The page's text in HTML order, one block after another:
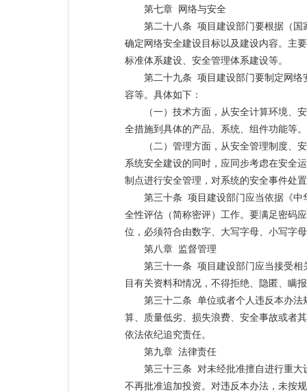
第七章 网络与安全
第二十八条 项目建设部门要根据（国
确定网络安全建设目标以及建设内容。主
标准体系建设、安全管理体系建设等。
第二十九条 项目建设部门要制定网络
容等。具体如下：
（一）技术方面，从安全计算环境、
全措施到具体的产品、系统、组件功能等。
（二）管理方面，从安全管理制度、
系统安全建设的同时，应同步考虑在安全
制点进行安全管理，对系统的安全事件处
第三十条 项目建设部门应当依据《中
全性评估（简称密评）工作。要满足密码
位，必须符合由数字、大写字母、小写字
第八章 监督管理
第三十一条 项目建设部门应当接受相
目有关资料和情况，不得拒绝、隐匿、瞒
第三十二条 单位或者个人违反本办法
算、质量低劣、损失浪费、安全事故或者
依法依纪追究责任。
第九章 法律责任
第三十三条 对未经批准擅自进行重大
不再批准追加投资。对违反本办法，未按